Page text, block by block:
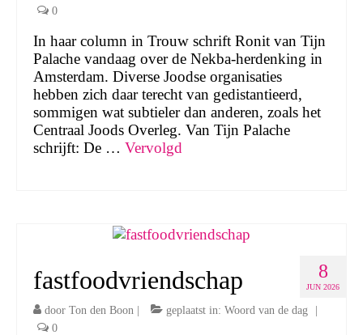
0
In haar column in Trouw schrift Ronit van Tijn
Palache vandaag over de Nekba-herdenking in
Amsterdam. Diverse Joodse organisaties
hebben zich daar terecht van gedistantieerd,
sommigen wat subtieler dan anderen, zoals het
Centraal Joods Overleg. Van Tijn Palache
schrijft: De … Vervolgd
8
JUN 2026
fastfoodvriendschap
door Ton den Boon geplaatst in: Woord van de dag
0